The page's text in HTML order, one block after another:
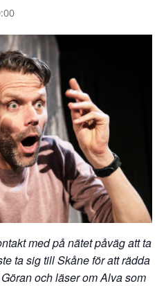
med på nätet påväg att ta
ta sig till Skåne för att rädda
och läser om Alva som